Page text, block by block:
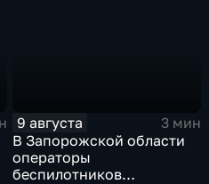
9 августа
3 мин
В Запорожской области
операторы
беспилотников